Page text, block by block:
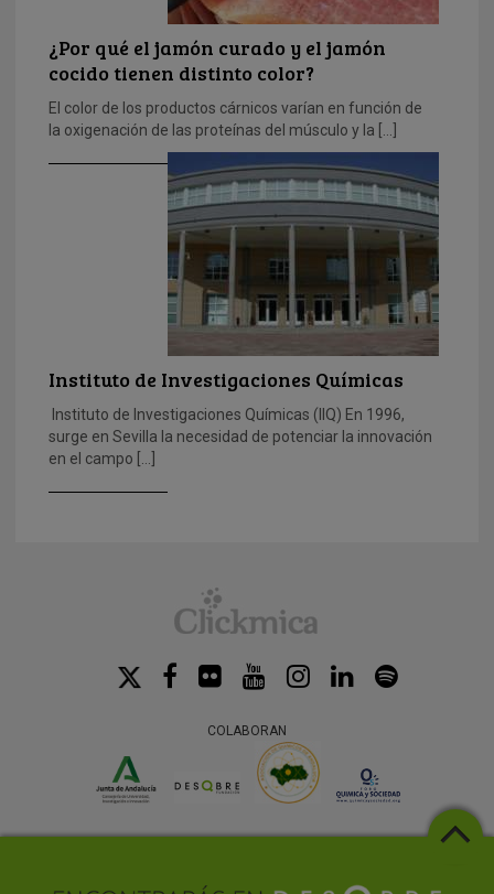
¿Por qué el jamón curado y el jamón
cocido tienen distinto color?
El color de los productos cárnicos varían en función de
la oxigenación de las proteínas del músculo y la […]
Instituto de Investigaciones Químicas
Instituto de Investigaciones Químicas (IIQ) En 1996,
surge en Sevilla la necesidad de potenciar la innovación
en el campo […]
COLABORAN